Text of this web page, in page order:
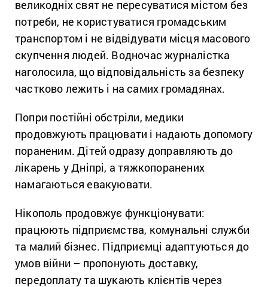
великодніх свят не пересуватися містом без
потреби, не користуватися громадським
транспортом і не відвідувати місця масового
скупчення людей. Водночас журналістка
наголосила, що відповідальність за безпеку
частково лежить і на самих громадянах.
Попри постійні обстріли, медики
продовжують працювати і надають допомогу
пораненим. Дітей одразу доправляють до
лікарень у Дніпрі, а тяжкопоранених
намагаються евакуювати.
Нікополь продовжує функціонувати:
працюють підприємства, комунальні служби
та малий бізнес. Підприємці адаптуються до
умов війни – пропонують доставку,
передоплату та шукають клієнтів через